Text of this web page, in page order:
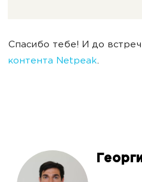
Спасибо тебе! И до
контента Netpeak.